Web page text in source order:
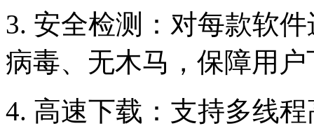
3. 安全检测：对每款软
病毒、无木马，保障用
4. 高速下载：支持多线